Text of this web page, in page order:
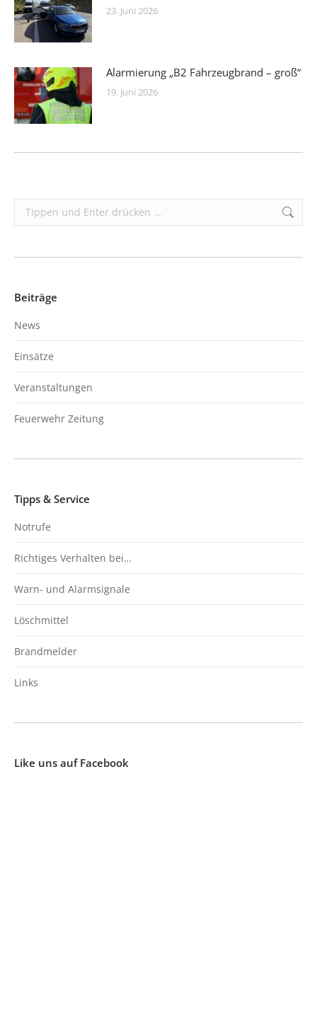
23. Juni 2026
Alarmierung „B2 Fahrzeugbrand – groß“
19. Juni 2026
Search:
Beiträge
News
Einsätze
Veranstaltungen
Feuerwehr Zeitung
Tipps & Service
Notrufe
Richtiges Verhalten bei…
Warn- und Alarmsignale
Löschmittel
Brandmelder
Links
Like uns auf Facebook